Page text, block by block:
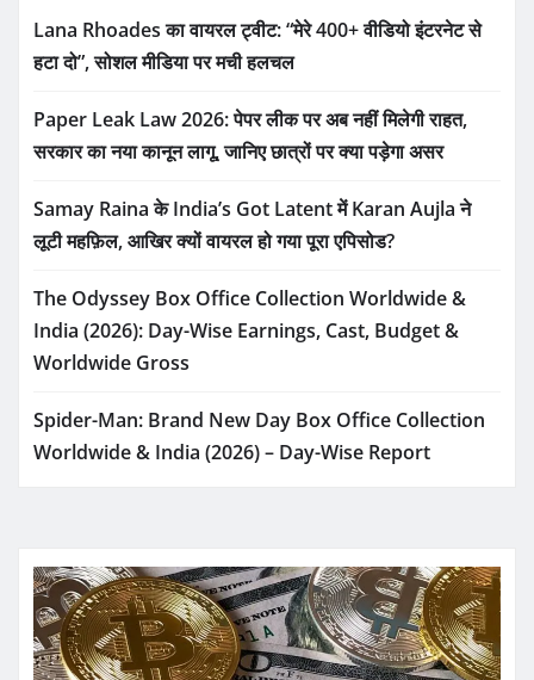
Lana Rhoades का वायरल ट्वीट: “मेरे 400+ वीडियो इंटरनेट से
हटा दो”, सोशल मीडिया पर मची हलचल
Paper Leak Law 2026: पेपर लीक पर अब नहीं मिलेगी राहत,
सरकार का नया कानून लागू, जानिए छात्रों पर क्या पड़ेगा असर
Samay Raina के India’s Got Latent में Karan Aujla ने
लूटी महफ़िल, आखिर क्यों वायरल हो गया पूरा एपिसोड?
The Odyssey Box Office Collection Worldwide &
India (2026): Day-Wise Earnings, Cast, Budget &
Worldwide Gross
Spider-Man: Brand New Day Box Office Collection
Worldwide & India (2026) – Day-Wise Report